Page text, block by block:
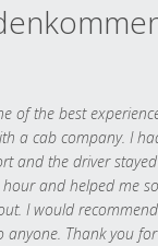
of the best
a cab company. I
and the driver
and helped me
I would
anyone. Thank you